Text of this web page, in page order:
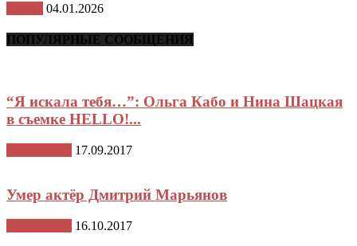
04.01.2026
ПОПУЛЯРНЫЕ СООБЩЕНИЯ
“Я искала тебя…”: Ольга Кабо и Нина Шацкая
в съемке HELLO!...
17.09.2017
Умер актёр Дмитрий Марьянов
16.10.2017